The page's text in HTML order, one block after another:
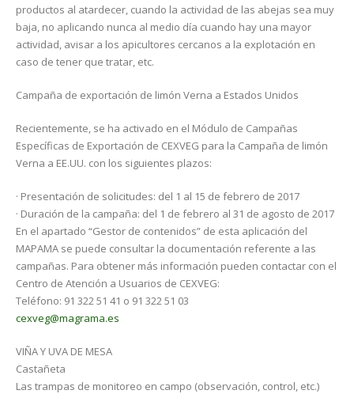
productos al atardecer, cuando la actividad de las abejas sea muy
baja, no aplicando nunca al medio día cuando hay una mayor
actividad, avisar a los apicultores cercanos a la explotación en
caso de tener que tratar, etc.
Campaña de exportación de limón Verna a Estados Unidos
Recientemente, se ha activado en el Módulo de Campañas
Específicas de Exportación de CEXVEG para la Campaña de limón
Verna a EE.UU. con los siguientes plazos:
· Presentación de solicitudes: del 1 al 15 de febrero de 2017
· Duración de la campaña: del 1 de febrero al 31 de agosto de 2017
En el apartado “Gestor de contenidos” de esta aplicación del
MAPAMA se puede consultar la documentación referente a las
campañas. Para obtener más información pueden contactar con el
Centro de Atención a Usuarios de CEXVEG:
Teléfono: 91 322 51 41 o 91 322 51 03
cexveg@magrama.es
VIÑA Y UVA DE MESA
Castañeta
Las trampas de monitoreo en campo (observación, control, etc.)